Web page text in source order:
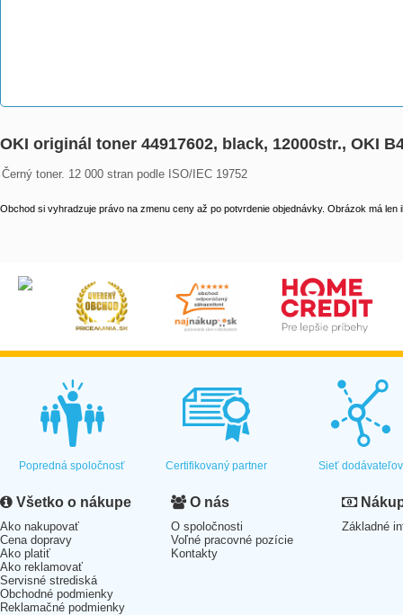
OKI originál toner 44917602, black, 12000str., OKI
Černý toner. 12 000 stran podle ISO/IEC 19752
Obchod si vyhradzuje právo na zmenu ceny až po potvrdenie objednávky. Obrázok má len
Popredná spoločnosť Certifikovaný partner Sieť dodávateľov
Všetko o nákupe
Ako nakupovať
Cena dopravy
Ako platiť
Ako reklamovať
Servisné strediská
Obchodné podmienky
Reklamačné podmienky
O nás
O spoločnosti
Voľné pracovné pozície
Kontakty
Základné